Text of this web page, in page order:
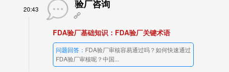
20:43 验厂咨询
FDA验厂基础知识：FDA验厂关键术语
问题回答： FDA验厂审核容易通过吗？如何快速通过
FDA验厂审核呢？中国...